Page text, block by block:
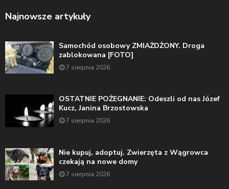
Najnowsze artykuły
Samochód osobowy ZMIAŻDŻONY. Droga
zablokowana [FOTO]
7 sierpnia 2026
OSTATNIE POŻEGNANIE: Odeszli od nas Józef
Kucz, Janina Brzostowska
7 sierpnia 2026
Nie kupuj, adoptuj. Zwierzęta z Wągrowca
czekają na nowe domy
7 sierpnia 2026